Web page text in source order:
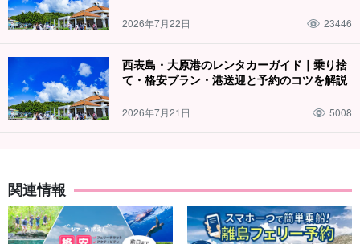
2026年7月22日 23446
西表島・大原港のレンタカーガイド｜乗り捨
て・格安プラン・港送迎と予約のコツを解説
2026年7月21日 5008
関連情報